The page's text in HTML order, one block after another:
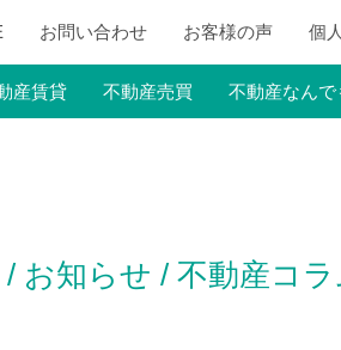
お問い合わせ お客様の声 個
産賃貸 不動産売買 不動産なんで
お知らせ / 不動産コラ